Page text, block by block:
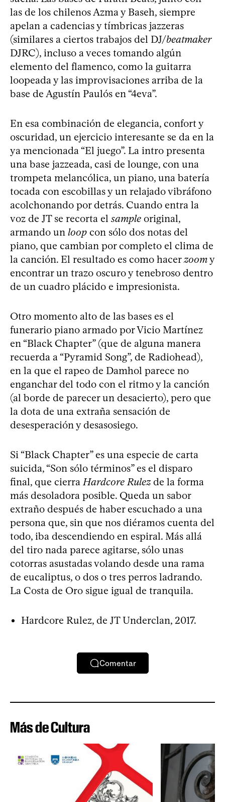
las de los chilenos Azma y Baseh, siempre
apelan a cadencias y tímbricas jazzeras
(similares a ciertos trabajos del DJ/beatmaker
DJRC), incluso a veces tomando algún
elemento del flamenco, como la guitarra
loopeada y las improvisaciones arriba de la
base de Agustín Paulós en “4eva”.
En esa combinación de elegancia, confort y
oscuridad, un ejercicio interesante se da en la
ya mencionada “El juego”. La intro presenta
una base jazzeada, casi de lounge, con una
trompeta melancólica, un piano, una batería
tocada con escobillas y un relajado vibráfono
acolchonando por detrás. Cuando entra la
voz de JT se recorta el sample original,
armando un loop con sólo dos notas del
piano, que cambian por completo el clima de
la canción. El resultado es como hacerzoomy
encontrar un trazo oscuro y tenebroso dentro
de un cuadro plácido e impresionista.
Otro momento alto de las bases es el
funerario piano armado por Vicio Martínez
en “Black Chapter” (que de alguna manera
recuerda a “Pyramid Song”, de Radiohead),
en la que el rapeo de Damhol parece no
enganchar del todo con el ritmo y la canción
(al borde de parecer un desacierto), pero que
la dota de una extraña sensación de
desesperación y desasosiego.
Si “Black Chapter” es una especie de carta
suicida, “Son sólo términos” es el disparo
final, que cierraHardcore Rulez de la forma
más desoladora posible. Queda un sabor
extraño después de haber escuchado a una
persona que, sin que nos diéramos cuenta del
todo, iba descendiendo en espiral. Más allá
del tiro nada parece agitarse, sólo unas
cotorras asustadas volando desde una rama
de eucaliptus, o dos o tres perros ladrando.
La Costa de Oro sigue igual de tranquila.
Hardcore Rulez, de JT Underclan, 2017.
Comentar
Más de Cultura